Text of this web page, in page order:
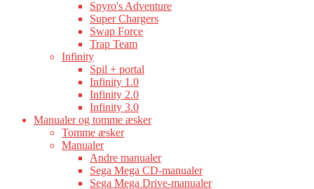
Spyro's Adventure
Super Chargers
Swap Force
Trap Team
Infinity
Spil + portal
Infinity 1.0
Infinity 2.0
Infinity 3.0
Manualer og tomme æsker
Tomme æsker
Manualer
Andre manualer
Sega Mega CD-manualer
Sega Mega Drive-manualer